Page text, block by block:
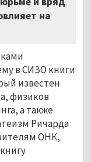
на
в СИЗО книги
известен
физиков
а также
Ричарда
ОНК,